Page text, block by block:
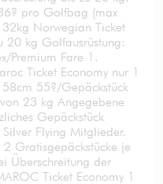
pro Golfbag (max
Norwegian Ticket
20 kg Golfausrüstung:
Premium Fare 1.
Ticket Economy nur 1
55?/Gepäckstück
23 kg Angegebene
Gepäckstück
Flying Mitglieder.
2 Gratisgepäckstücke je
Überschreitung der
Ticket Economy 1